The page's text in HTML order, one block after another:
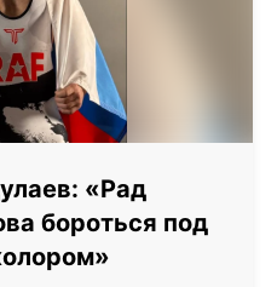
«Рад
бороться под